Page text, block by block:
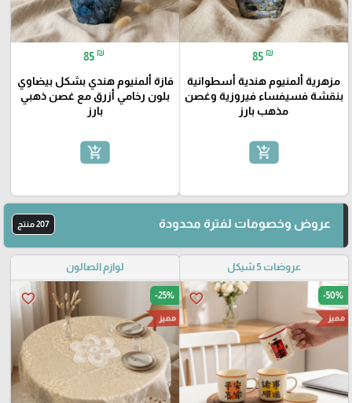
85 ₪
مزهرية ألمنيوم هندية أسطوانية
بنقشة فسيفساء فيروزية وغصن
مذهب بارز
add_shopping_cart
85 ₪
فازة ألمنيوم هندي بشكل بيضاوي
بلون رخامي أزرق مع غصن ذهبي
بارز
add_shopping_cart
عروض وخصومات لفترة محدودة 207 منتج
عروضات 5 شيكل
favorite_border -50%
مميز
لوازم الصالون
favorite_border -25%
مميز